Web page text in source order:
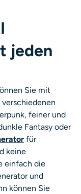
jeden
Sie mit
feiner und
Fantasy oder
für
keine
einfach die
und
können Sie